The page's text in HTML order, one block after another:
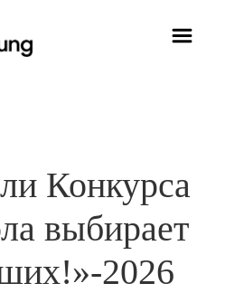
Конкурса
выбирает
2026